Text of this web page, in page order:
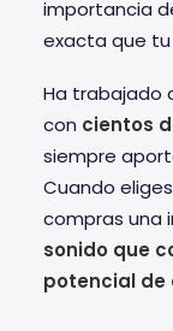
importancia
exacta que tu
Ha trabajado
con cientos
siempre
Cuando
compras una
sonido que
potencial de